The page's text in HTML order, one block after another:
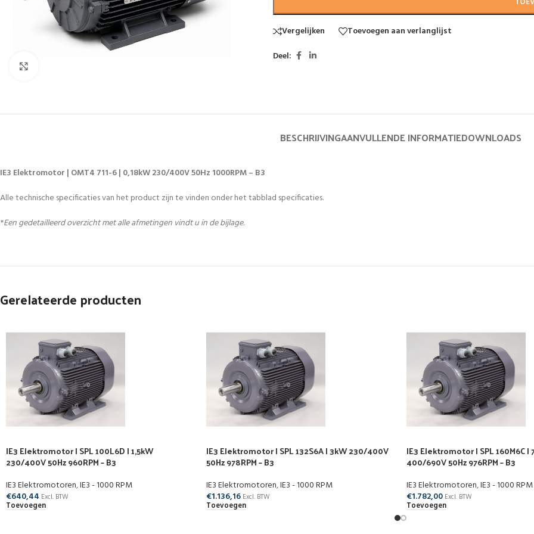
Vergelijken
Toevoegen aan verlanglijst
Deel:
BESCHRIJVINGAANVULLENDE INFORMATIEDOWNLOADS
IE3 Elektromotor | OMT4 711-6 | 0,18kW 230/400V 50Hz 1000RPM – B3
Alle technische specificaties van het product zijn te vinden onder het tabblad specificaties.
*Een gedetailleerd overzicht met alle afmetingen vindt u in de bijlage.
Gerelateerde producten
IE3 Elektromotor | SPL 100L6D | 1,5kW
230/400V 50Hz 960RPM – B3
IE3 Elektromotoren,IE3 - 1000 RPM
€640,44 Excl. BTW
Toevoegen
IE3 Elektromotor | SPL 132S6A | 3kW 230/400V
50Hz 978RPM – B3
IE3 Elektromotoren,IE3 - 1000 RPM
€1.136,16 Excl. BTW
Toevoegen
IE3 Elektromotor | SPL 160M6C |
400/690V 50Hz 976RPM – B3
IE3 Elektromotoren,IE3 - 1000 RPM
€1.782,00 Excl. BTW
Toevoegen